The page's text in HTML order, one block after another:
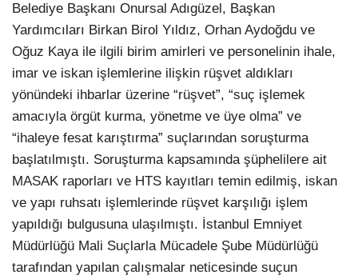
Belediye Başkanı Onursal Adıgüzel, Başkan
Yardımcıları Birkan Birol Yıldız, Orhan Aydoğdu ve
Oğuz Kaya ile ilgili birim amirleri ve personelinin ihale,
imar ve iskan işlemlerine ilişkin rüşvet aldıkları
yönündeki ihbarlar üzerine “rüşvet”, “suç işlemek
amacıyla örgüt kurma, yönetme ve üye olma” ve
“ihaleye fesat karıştırma” suçlarından soruşturma
başlatılmıştı. Soruşturma kapsamında şüphelilere ait
MASAK raporları ve HTS kayıtları temin edilmiş, iskan
ve yapı ruhsatı işlemlerinde rüşvet karşılığı işlem
yapıldığı bulgusuna ulaşılmıştı. İstanbul Emniyet
Müdürlüğü Mali Suçlarla Mücadele Şube Müdürlüğü
tarafından yapılan çalışmalar neticesinde suçun